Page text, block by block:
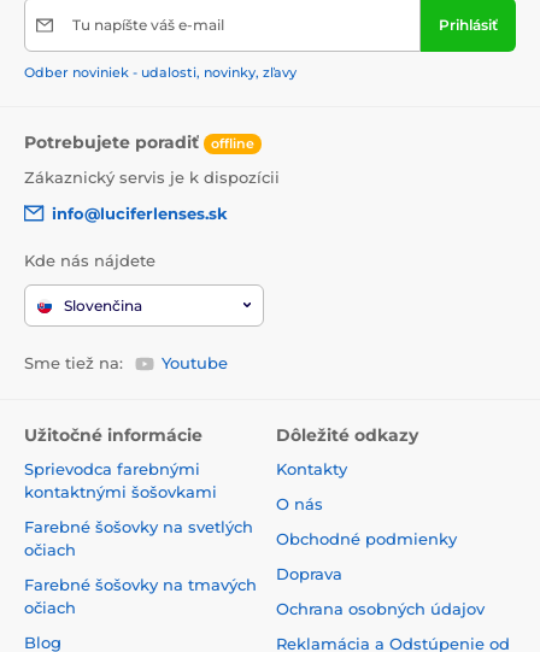
Tu napíšte váš e-mail Prihlásiť
Odber noviniek - udalosti, novinky, zľavy
Potrebujete poradiť offline
Zákaznický servis je k dispozícii
info@luciferlenses.sk
Kde nás nájdete
Slovenčina
Sme tiež na: Youtube
Užitočné informácie
Sprievodca farebnými
kontaktnými šošovkami
Farebné šošovky na svetlých
očiach
Farebné šošovky na tmavých
očiach
Blog
Dôležité odkazy
Kontakty
O nás
Obchodné podmienky
Doprava
Ochrana osobných údajov
Reklamácia a Odstúpenie od